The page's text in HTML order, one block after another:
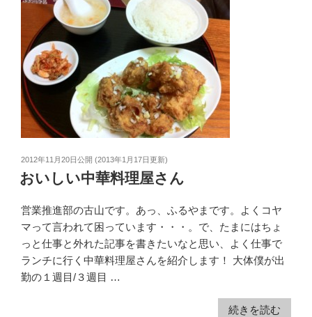
2012年11月20日公開 (2013年1月17日更新)
おいしい中華料理屋さん
営業推進部の古山です。あっ、ふるやまです。よくコヤ
マって言われて困っています・・・。で、たまにはちょ
っと仕事と外れた記事を書きたいなと思い、よく仕事で
ランチに行く中華料理屋さんを紹介します！ 大体僕が出
勤の１週目/３週目 …
続きを読む